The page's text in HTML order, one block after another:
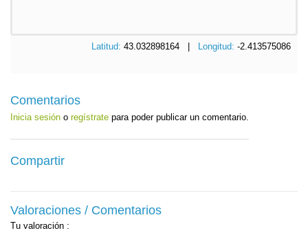
Latitud: 43.032898164 | Longitud: -2.413575086
Comentarios
Inicia sesión o regístrate para poder publicar un comentario.
Compartir
Valoraciones / Comentarios
Tu valoración :